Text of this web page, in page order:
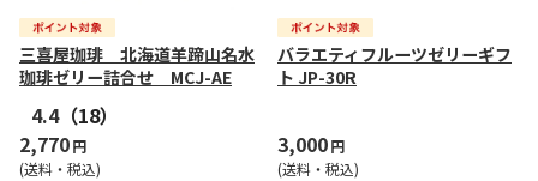
三喜屋珈琲 北海道羊蹄山名水
珈琲ゼリー詰合せ MCJ-AE
4.4（18）
2,770円
(送料・税込)
バラエティフルーツゼリーギフ
ト JP-30R
3,000円
(送料・税込)